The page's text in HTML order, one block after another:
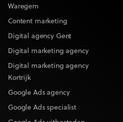
Waregem
Content marketing
Digital agency Gent
Digital marketing agency
Digital marketing agency
Kortrijk
Google Ads agency
Google Ads specialist